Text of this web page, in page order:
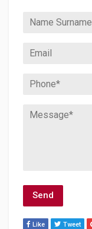
Like Tweet